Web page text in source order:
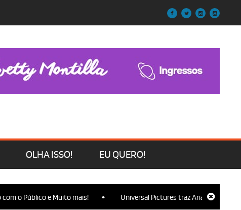
OLHA ISSO! EU QUERO!
Público e Muito mais! • Universal Pictures traz Ariana Grande,